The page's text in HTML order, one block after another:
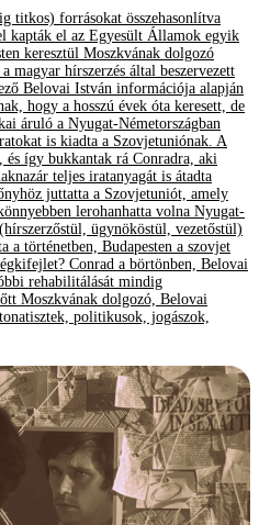
titkos) forrásokat összehasonlítva
kapták el az Egyesült Államok egyik
keresztül Moszkvának dolgozó
magyar hírszerzés által beszervezett
Belovai István információja alapján
hogy a hosszú évek óta keresett, de
áruló a Nyugat-Németországban
is kiadta a Szovjetuniónak. A
és így bukkantak rá Conradra, aki
teljes iratanyagát is átadta
juttatta a Szovjetuniót, amely
lerohanhatta volna Nyugat-
ügynököstül, vezetőstül)
a történetben, Budapesten a szovjet
Conrad a börtönben, Belovai
rehabilitálását mindig
Moszkvának dolgozó, Belovai
politikusok, jogászok,